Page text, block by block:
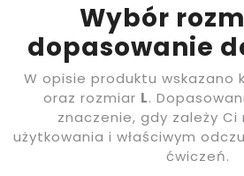
Wybór
dopasowanie
W opisie produktu wskazano
oraz rozmiar L.
znaczenie, gdy zależy
użytkowania i właściwym
ćwiczeń.